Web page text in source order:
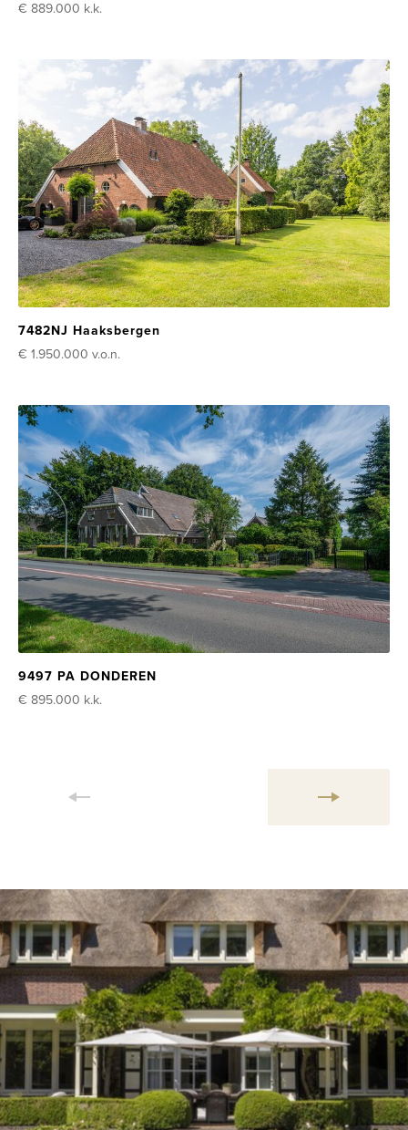
€ 889.000 k.k.
7482NJ Haaksbergen
€ 1.950.000 v.o.n.
9497 PA DONDEREN
€ 895.000 k.k.